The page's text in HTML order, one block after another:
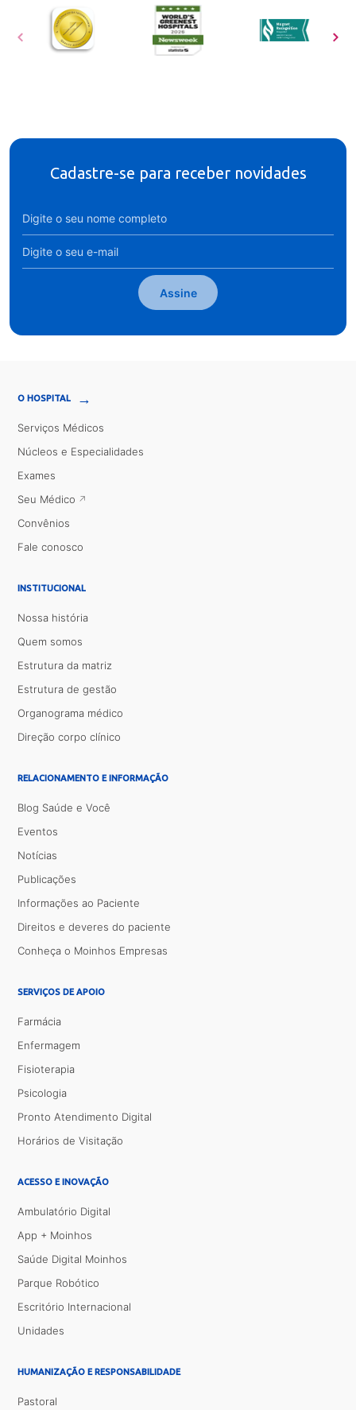
Cadastre-se para receber novidades
Assine
O HOSPITAL →
Serviços Médicos
Núcleos e Especialidades
Exames
Seu Médico
Convênios
Fale conosco
INSTITUCIONAL
Nossa história
Quem somos
Estrutura da matriz
Estrutura de gestão
Organograma médico
Direção corpo clínico
RELACIONAMENTO E INFORMAÇÃO
Blog Saúde e Você
Eventos
Notícias
Publicações
Informações ao Paciente
Direitos e deveres do paciente
Conheça o Moinhos Empresas
SERVIÇOS DE APOIO
Farmácia
Enfermagem
Fisioterapia
Psicologia
Pronto Atendimento Digital
Horários de Visitação
ACESSO E INOVAÇÃO
Ambulatório Digital
App + Moinhos
Saúde Digital Moinhos
Parque Robótico
Escritório Internacional
Unidades
HUMANIZAÇÃO E RESPONSABILIDADE
Pastoral